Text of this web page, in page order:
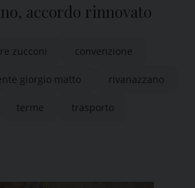
accordo rinnovato
zucconi convenzione
giorgio matto rivanazzano
terme trasporto